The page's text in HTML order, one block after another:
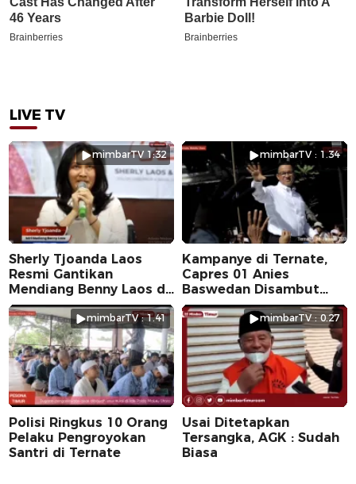
LIVE TV
mimbarTV 1:32
Sherly Tjoanda Laos
Resmi Gantikan
Mendiang Benny Laos di
Pilkada 2024
mimbarTV : 1.34
Kampanye di Ternate,
Capres 01 Anies
Baswedan Disambut
Ribuan Warga
mimbarTV : 1.41
Polisi Ringkus 10 Orang
Pelaku Pengroyokan
Santri di Ternate
mimbarTV : 0.27
Usai Ditetapkan
Tersangka, AGK : Sudah
Biasa